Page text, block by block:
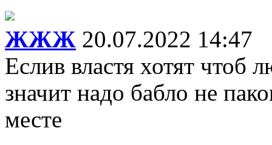
ЖЖЖ 20.07.2022 14:47
Еслив властя хотят чтоб
значит надо бабло не
месте